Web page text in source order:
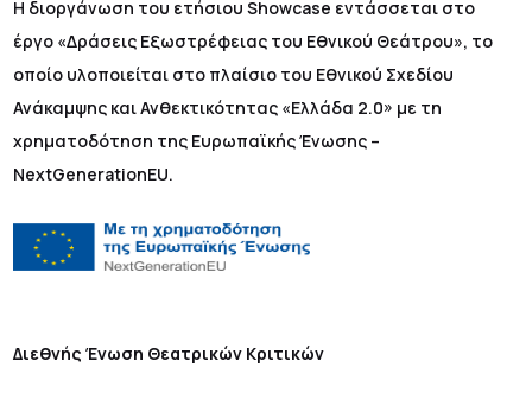
H διοργάνωση του ετήσιου Showcase εντάσσεται στο
έργο «Δράσεις Εξωστρέφειας του Εθνικού Θεάτρου», το
οποίο υλοποιείται στο πλαίσιο του Εθνικού Σχεδίου
Ανάκαμψης και Ανθεκτικότητας «Ελλάδα 2.0» με τη
χρηματοδότηση της Ευρωπαϊκής Ένωσης –
NextGenerationEU.
Διεθνής Ένωση Θεατρικών Κριτικών